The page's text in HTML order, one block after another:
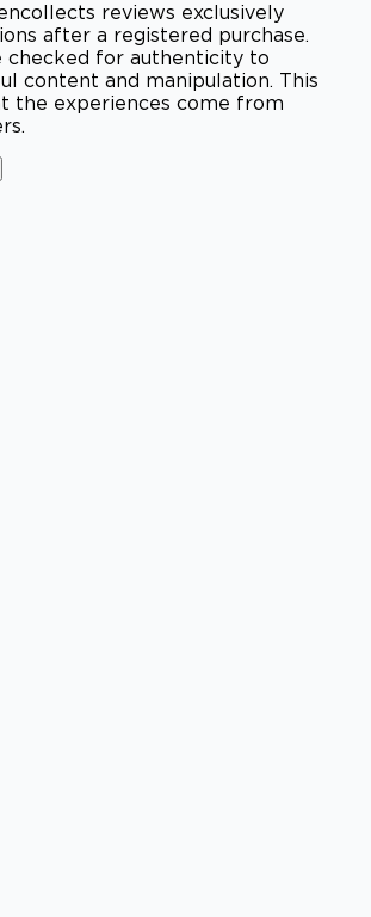
collects reviews exclusively
after a registered purchase.
checked for authenticity to
content and manipulation. This
the experiences come from